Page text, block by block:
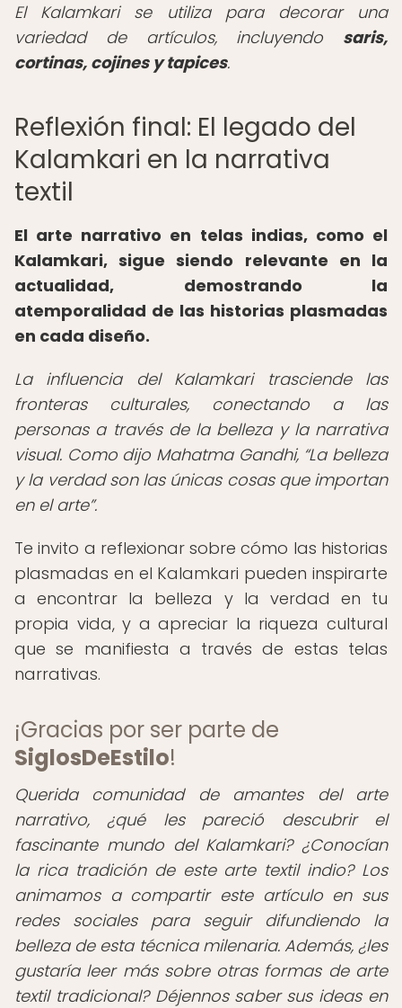
El Kalamkari se utiliza para decorar una
variedad de artículos, incluyendo saris,
cortinas, cojines y tapices.
Reflexión final: El legado del
Kalamkari en la narrativa
textil
El arte narrativo en telas indias, como el
Kalamkari, sigue siendo relevante en la
actualidad, demostrando la
atemporalidad de las historias plasmadas
en cada diseño.
La influencia del Kalamkari trasciende las
fronteras culturales, conectando a las
personas a través de la belleza y la narrativa
visual. Como dijo Mahatma Gandhi, La belleza
y la verdad son las únicas cosas que importan
en el arte .
Te invito a reflexionar sobre cómo las historias
plasmadas en el Kalamkari pueden inspirarte
a encontrar la belleza y la verdad en tu
propia vida, y a apreciar la riqueza cultural
que se manifiesta a través de estas telas
narrativas.
¡Gracias por ser parte de
SiglosDeEstilo!
Querida comunidad de amantes del arte
narrativo, ¿qué les pareció descubrir el
fascinante mundo del Kalamkari? ¿Conocían
la rica tradición de este arte textil indio? Los
animamos a compartir este artículo en sus
redes sociales para seguir difundiendo la
belleza de esta técnica milenaria. Además, ¿les
gustaría leer más sobre otras formas de arte
textil tradicional? Déjennos saber sus ideas en